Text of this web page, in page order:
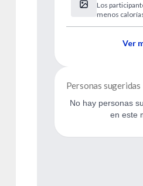
después
intenso
Los
menos
Ver
Personas sugeridas
No hay personas
en este